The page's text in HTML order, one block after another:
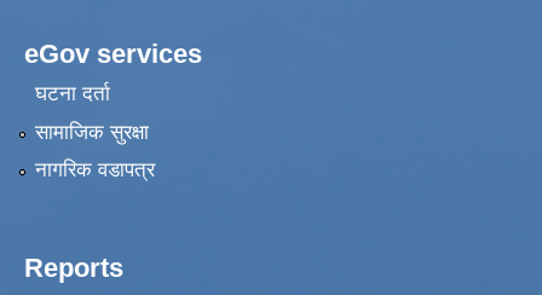
eGov services
घटना दर्ता
सामाजिक सुरक्षा
नागरिक वडापत्र
Reports